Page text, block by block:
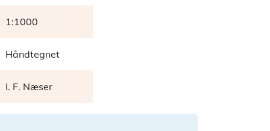
1:1000
Håndtegnet
I. F. Næser